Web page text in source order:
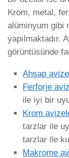
Krom, metal,
alüminyum gibi
yapılmaktadır.
görüntüsünde
Ahşap
Ferforje
ile iyi bir
Krom
tarzlar ile
tarzlar ile
Makrome